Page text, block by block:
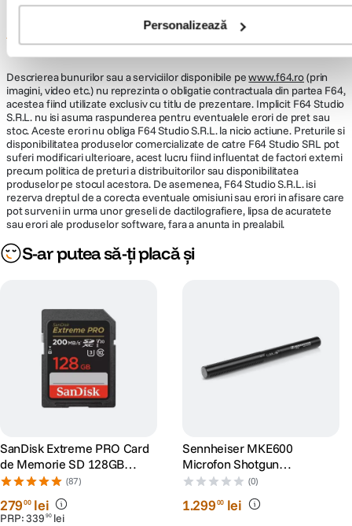
Personalizează
Informatii conformitate produs
Descrierea bunurilor sau a serviciilor disponibile pewww.f64.ro(prin
imagini, video etc.) nu reprezinta o obligatie contractuala din partea F64,
acestea fiind utilizate exclusiv cu titlu de prezentare. Implicit F64 Studio
S.R.L. nu isi asuma raspunderea pentru eventualele erori de pret sau
stoc. Aceste erori nu obliga F64 Studio S.R.L. la nicio actiune. Preturile si
disponibilitatea produselor comercializate de catre F64 Studio SRL pot
suferi modificari ulterioare, acest lucru fiind influentat de factori externi
precum politica de preturi a distribuitorilor sau disponibilitatea
produselor pe stocul acestora. De asemenea, F64 Studio S.R.L. isi
rezerva dreptul de a corecta eventuale omisiuni sau erori in afisare care
pot surveni in urma unor greseli de dactilografiere, lipsa de acuratete
sau erori ale produselor software, fara a anunta in prealabil.
S-ar putea să-ți placă și
SanDisk Extreme PRO Card
de Memorie SD 128GB
SDXC UHS-I Class 10 U3 V30
+ 2 Ani RescuePRO Deluxe
(87)
27900 lei
PRP:339 90 lei
Sennheiser MKE600
Microfon Shotgun
Condenser (0)
1.29900 lei